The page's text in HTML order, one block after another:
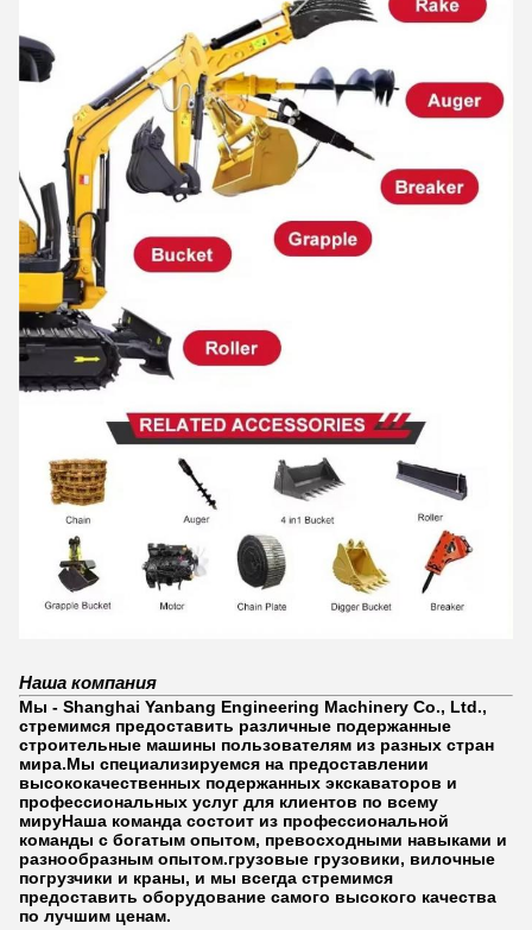
Наша компания
Мы - Shanghai Yanbang Engineering Machinery Co., Ltd.,
стремимся предоставить различные подержанные
строительные машины пользователям из разных стран
мира.Мы специализируемся на предоставлении
высококачественных подержанных экскаваторов и
профессиональных услуг для клиентов по всему
мируНаша команда состоит из профессиональной
команды с богатым опытом, превосходными навыками и
разнообразным опытом.грузовые грузовики, вилочные
погрузчики и краны, и мы всегда стремимся
предоставить оборудование самого высокого качества
по лучшим ценам.